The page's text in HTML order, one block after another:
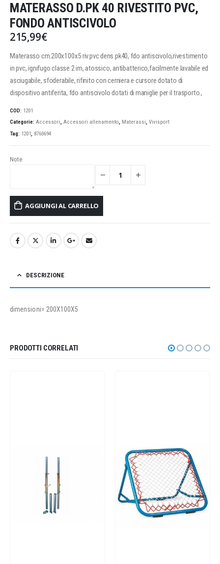
MATERASSO D.PK 40 RIVESTITO PVC,
FONDO ANTISCIVOLO
215,99€
Materasso cm.200x100x5 riv.pvc dens.pk40, fdo antiscivolo,rivestimento
in pvc, ignifugo classe 2 im, atossico, antibatterico,facilmente lavabile ed
asciugabile, sfoderabile, rifinito con cerniera e cursore dotato di
dispositivo antiferita, fdo antiscivolo dotati di maniglie per il trasporto.,
COD: 1201
Categorie: Accessori, Accessori allenamento, Materassi, Vivisport
Tag: 1201, 8760694
Note
AGGIUNGI AL CARRELLO
DESCRIZIONE
dimensioni= 200X100X5
PRODOTTI CORRELATI